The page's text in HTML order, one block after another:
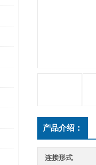
产品介绍：
连接形式